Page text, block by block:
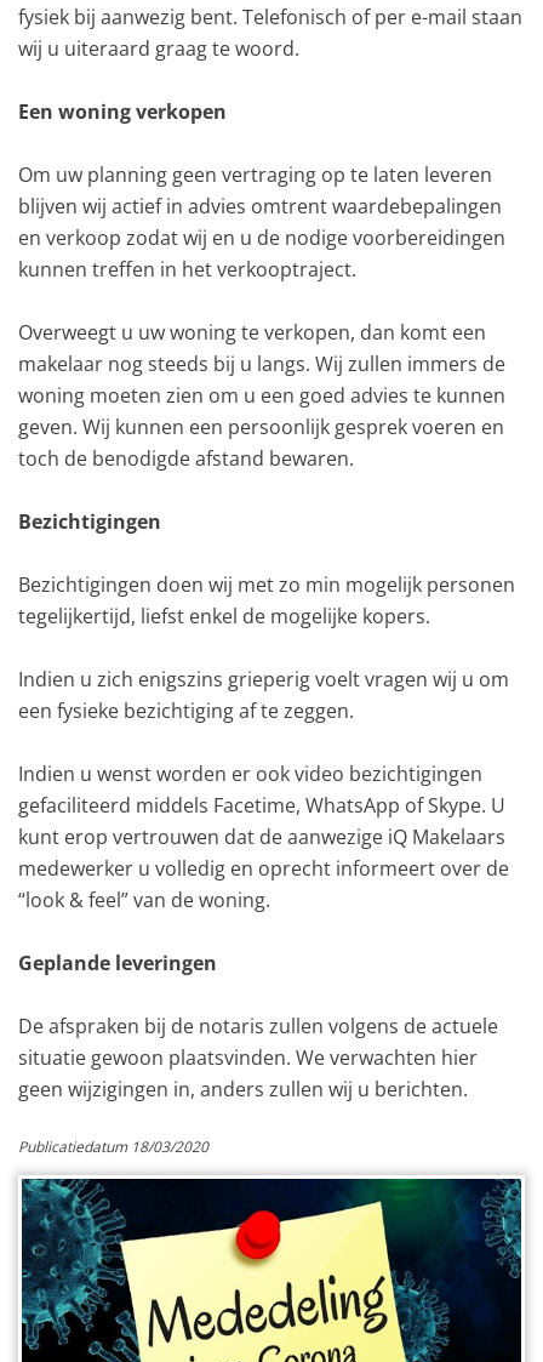
fysiek bij aanwezig bent. Telefonisch of per e-mail staan
wij u uiteraard graag te woord.
Een woning verkopen
Om uw planning geen vertraging op te laten leveren
blijven wij actief in advies omtrent waardebepalingen
en verkoop zodat wij en u de nodige voorbereidingen
kunnen treffen in het verkooptraject.
Overweegt u uw woning te verkopen, dan komt een
makelaar nog steeds bij u langs. Wij zullen immers de
woning moeten zien om u een goed advies te kunnen
geven. Wij kunnen een persoonlijk gesprek voeren en
toch de benodigde afstand bewaren.
Bezichtigingen
Bezichtigingen doen wij met zo min mogelijk personen
tegelijkertijd, liefst enkel de mogelijke kopers.
Indien u zich enigszins grieperig voelt vragen wij u om
een fysieke bezichtiging af te zeggen.
Indien u wenst worden er ook video bezichtigingen
gefaciliteerd middels Facetime, WhatsApp of Skype. U
kunt erop vertrouwen dat de aanwezige iQ Makelaars
medewerker u volledig en oprecht informeert over de
“look & feel” van de woning.
Geplande leveringen
De afspraken bij de notaris zullen volgens de actuele
situatie gewoon plaatsvinden. We verwachten hier
geen wijzigingen in, anders zullen wij u berichten.
Publicatiedatum 18/03/2020